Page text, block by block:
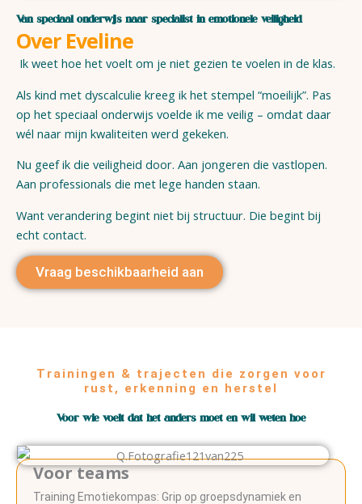
Van speciaal onderwijs naar specialist in emotionele veiligheid.
Over Eveline
Ik weet hoe het voelt om je niet gezien te voelen in de klas.
Als kind met dyscalculie kreeg ik het stempel “moeilijk”. Pas
op het speciaal onderwijs voelde ik me veilig – omdat daar
wél naar mijn kwaliteiten werd gekeken.
Nu geef ik die veiligheid door. Aan jongeren die vastlopen.
Aan professionals die met lege handen staan.
Want verandering begint niet bij structuur. Die begint bij
echt contact.
Vraag beschikbaarheid aan
Trainingen & trajecten die zorgen voor
rust, erkenning en herstel
Voor wie voelt dat het anders moet en wil weten hoe
Voor teams
Training Emotiekompas: Grip op groepsdynamiek en